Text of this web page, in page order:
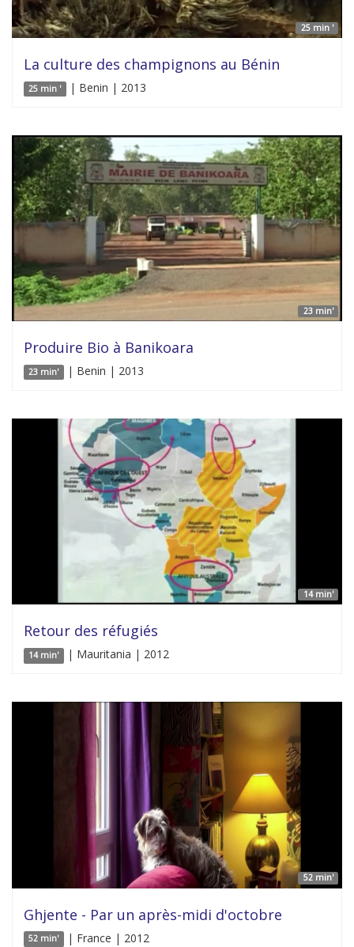
25 min '
La culture des champignons au Bénin
25 min ' | Benin | 2013
23 min'
Produire Bio à Banikoara
23 min' | Benin | 2013
14 min'
Retour des réfugiés
14 min' | Mauritania | 2012
52 min'
Ghjente - Par un après-midi d'octobre
52 min' | France | 2012